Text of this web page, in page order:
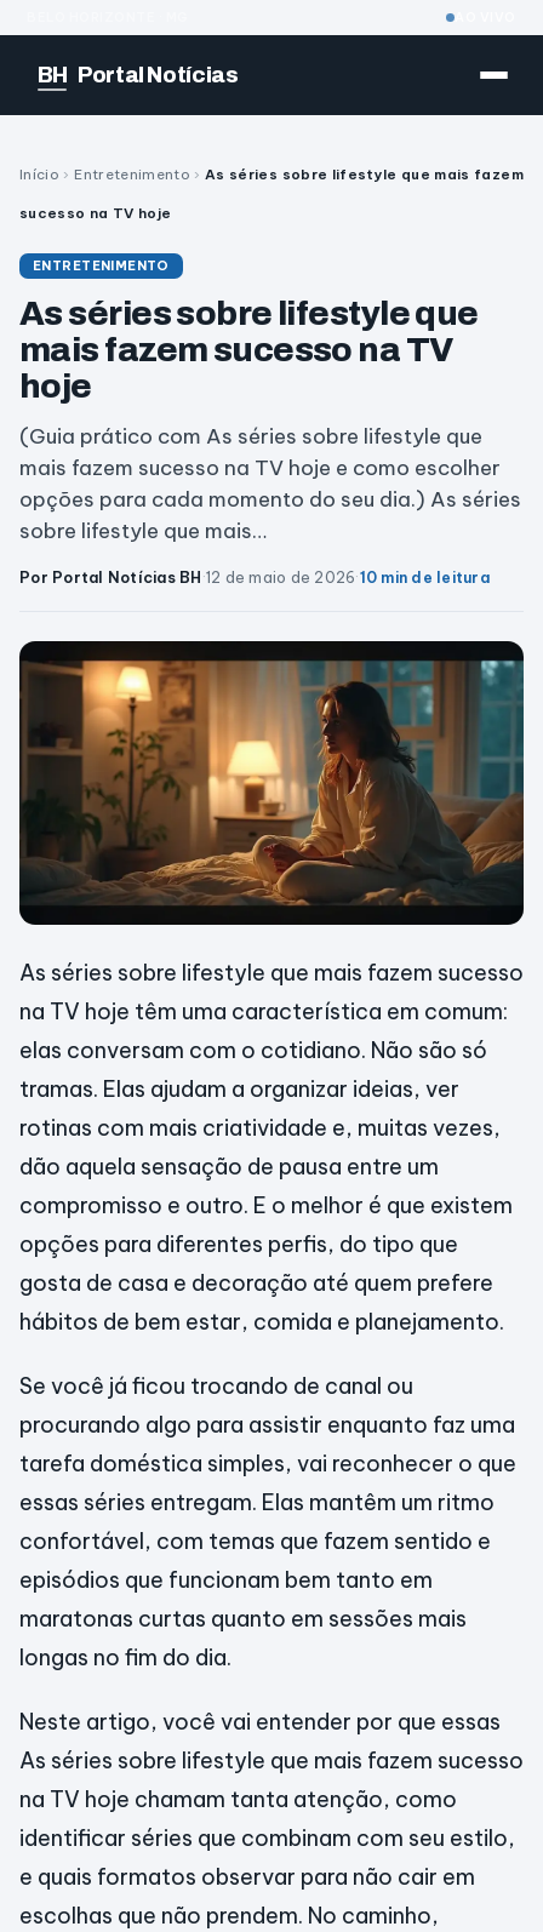
BH Portal Notícias
Início › Entretenimento › As séries sobre lifestyle que mais fazem
sucesso na TV hoje
ENTRETENIMENTO
As séries sobre lifestyle que
mais fazem sucesso na TV
hoje
(Guia prático com As séries sobre lifestyle que
mais fazem sucesso na TV hoje e como escolher
opções para cada momento do seu dia.) As séries
sobre lifestyle que mais…
Por Portal Notícias BH·12 de maio de 2026·10 min de leitura
As séries sobre lifestyle que mais fazem sucesso
na TV hoje têm uma característica em comum:
elas conversam com o cotidiano. Não são só
tramas. Elas ajudam a organizar ideias, ver
rotinas com mais criatividade e, muitas vezes,
dão aquela sensação de pausa entre um
compromisso e outro. E o melhor é que existem
opções para diferentes perfis, do tipo que
gosta de casa e decoração até quem prefere
hábitos de bem estar, comida e planejamento.
Se você já ficou trocando de canal ou
procurando algo para assistir enquanto faz uma
tarefa doméstica simples, vai reconhecer o que
essas séries entregam. Elas mantêm um ritmo
confortável, com temas que fazem sentido e
episódios que funcionam bem tanto em
maratonas curtas quanto em sessões mais
longas no fim do dia.
Neste artigo, você vai entender por que essas
As séries sobre lifestyle que mais fazem sucesso
na TV hoje chamam tanta atenção, como
identificar séries que combinam com seu estilo,
e quais formatos observar para não cair em
escolhas que não prendem. No caminho,